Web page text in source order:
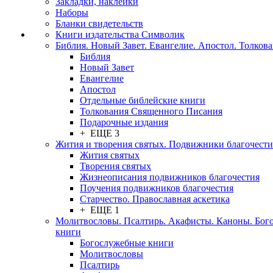
Наборы
Бланки свидетельств
Книги издательства Символик
Библия. Новый Завет. Евангелие. Апостол.
Библия
Новый Завет
Евангелие
Апостол
Отдельные библейские книги
Толкования Священного Писания
Подарочные издания
+ ЕЩЕ 3
Жития и творения святых. Подвижники
Жития святых
Творения святых
Жизнеописания подвижников благочестия
Поучения подвижников благочестия
Старчество. Православная аскетика
+ ЕЩЕ 1
Молитвословы. Псалтирь. Акафисты. Каноны.
книги
Богослужебные книги
Молитвословы
Псалтирь